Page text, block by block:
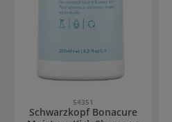
54351
Schwarzkopf Bonacure